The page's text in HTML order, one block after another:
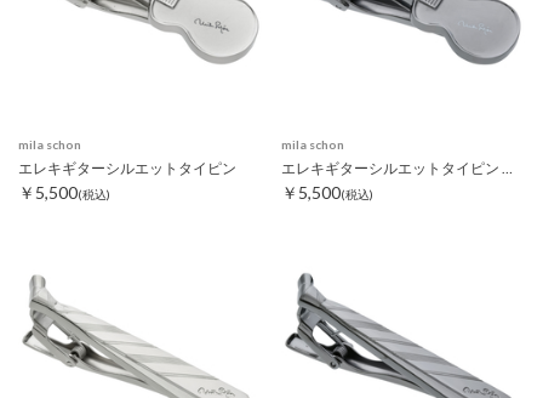
mila schon
エレキギターシルエットタイピン
￥5,500(税込)
mila schon
エレキギターシルエットタイピン ブラック
￥5,500(税込)